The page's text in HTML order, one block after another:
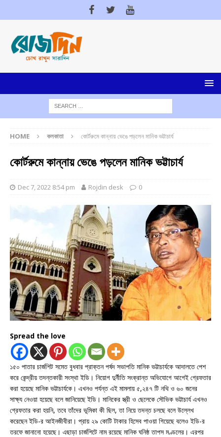
HOME কলকাতা কোর্টরুমে কান্নায় ভেঙে পড়লেন মানিক ভট্টাচার্য
কোর্টরুমে কান্নায় ভেঙে পড়লেন মানিক ভট্টাচার্য
Dec 7, 2022 8:54 pm Rojdin desk 0
Spread the love
১৫০ পাতার চার্জশিট সমেত বুধবার প্রাক্তন পর্ষদ সভাপতি মানিক ভট্টাচার্যকে আদালতে পেশ
করে কেন্দ্রীয় তদন্তকারী সংস্থা ইডি। নিয়োগ দুর্নীতি সংক্রান্ত অভিযোগে আগেই গ্রেফতার
করা হয়েছে মানিক ভট্টাচার্যকে। এখনও পর্যন্ত এই মামলায় ৫,২৪৭ টি নথি ও ৬০ জনের
সাক্ষ্য নেওয়া হয়েছে বলে জানিয়েছে ইডি। মানিকের স্ত্রী ও ছেলেকে সৌভিক ভট্টাচার্য এখনও
গ্রেফতার করা হয়নি, তবে তাঁদের ভূমিকা কী ছিল, তা নিয়ে তদন্ত চলছে বলে উল্লেখ
করেছেন ইডি-র আইনজীবীরা। প্রায় ২৯ কোটি টাকার হিসেব পাওয়া গিয়েছে বলেও ইডি-র
তরফে জানানো হয়েছে। এছাড়া চার্জশিটে নাম রয়েছে মানিক ঘনিষ্ঠ তাপস মণ্ডলের। এরপর